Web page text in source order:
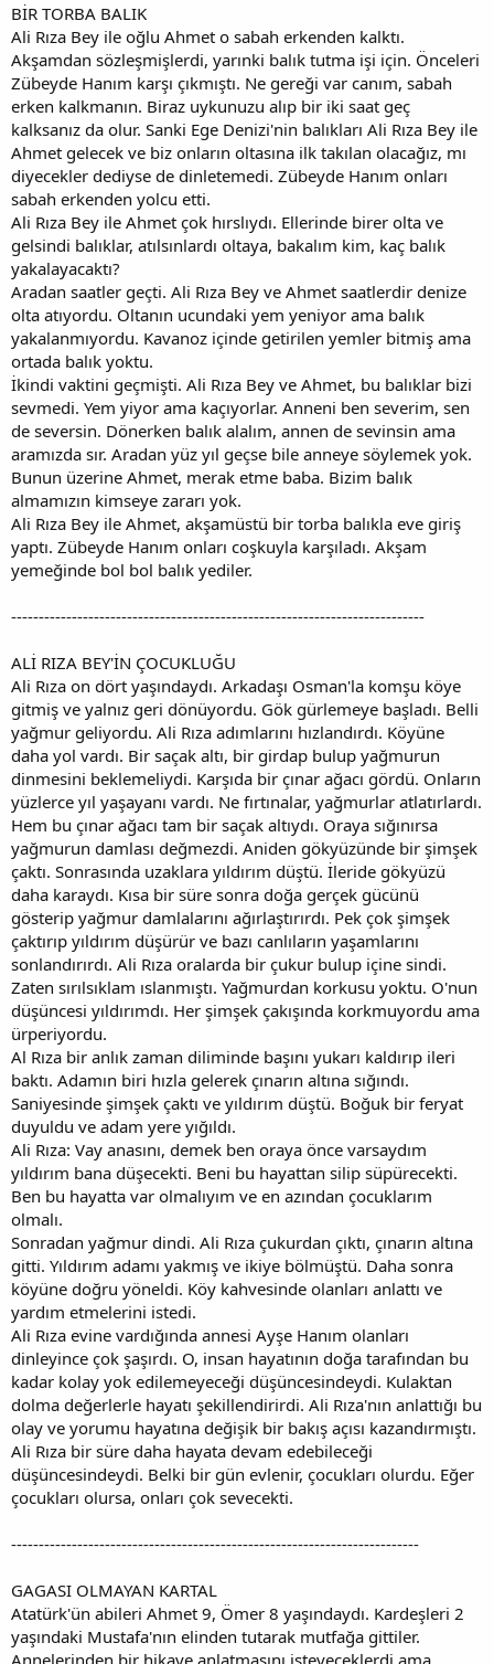
BİR TORBA BALIK
Ali Rıza Bey ile oğlu Ahmet o sabah erkenden kalktı.
Akşamdan sözleşmişlerdi, yarınki balık tutma işi için. Önceleri
Zübeyde Hanım karşı çıkmıştı. Ne gereği var canım, sabah
erken kalkmanın. Biraz uykunuzu alıp bir iki saat geç
kalksanız da olur. Sanki Ege Denizi'nin balıkları Ali Rıza Bey ile
Ahmet gelecek ve biz onların oltasına ilk takılan olacağız, mı
diyecekler dediyse de dinletemedi. Zübeyde Hanım onları
sabah erkenden yolcu etti.
Ali Rıza Bey ile Ahmet çok hırslıydı. Ellerinde birer olta ve
gelsindi balıklar, atılsınlardı oltaya, bakalım kim, kaç balık
yakalayacaktı?
Aradan saatler geçti. Ali Rıza Bey ve Ahmet saatlerdir denize
olta atıyordu. Oltanın ucundaki yem yeniyor ama balık
yakalanmıyordu. Kavanoz içinde getirilen yemler bitmiş ama
ortada balık yoktu.
İkindi vaktini geçmişti. Ali Rıza Bey ve Ahmet, bu balıklar bizi
sevmedi. Yem yiyor ama kaçıyorlar. Anneni ben severim, sen
de seversin. Dönerken balık alalım, annen de sevinsin ama
aramızda sır. Aradan yüz yıl geçse bile anneye söylemek yok.
Bunun üzerine Ahmet, merak etme baba. Bizim balık
almamızın kimseye zararı yok.
Ali Rıza Bey ile Ahmet, akşamüstü bir torba balıkla eve giriş
yaptı. Zübeyde Hanım onları coşkuyla karşıladı. Akşam
yemeğinde bol bol balık yediler.
---------------------------------------------------------------------------
ALİ RIZA BEY'İN ÇOCUKLUĞU
Ali Rıza on dört yaşındaydı. Arkadaşı Osman'la komşu köye
gitmiş ve yalnız geri dönüyordu. Gök gürlemeye başladı. Belli
yağmur geliyordu. Ali Rıza adımlarını hızlandırdı. Köyüne
daha yol vardı. Bir saçak altı, bir girdap bulup yağmurun
dinmesini beklemeliydi. Karşıda bir çınar ağacı gördü. Onların
yüzlerce yıl yaşayanı vardı. Ne fırtınalar, yağmurlar atlatırlardı.
Hem bu çınar ağacı tam bir saçak altıydı. Oraya sığınırsa
yağmurun damlası değmezdi. Aniden gökyüzünde bir şimşek
çaktı. Sonrasında uzaklara yıldırım düştü. İleride gökyüzü
daha karaydı. Kısa bir süre sonra doğa gerçek gücünü
gösterip yağmur damlalarını ağırlaştırırdı. Pek çok şimşek
çaktırıp yıldırım düşürür ve bazı canlıların yaşamlarını
sonlandırırdı. Ali Rıza oralarda bir çukur bulup içine sindi.
Zaten sırılsıklam ıslanmıştı. Yağmurdan korkusu yoktu. O'nun
düşüncesi yıldırımdı. Her şimşek çakışında korkmuyordu ama
ürperiyordu.
Al Rıza bir anlık zaman diliminde başını yukarı kaldırıp ileri
baktı. Adamın biri hızla gelerek çınarın altına sığındı.
Saniyesinde şimşek çaktı ve yıldırım düştü. Boğuk bir feryat
duyuldu ve adam yere yığıldı.
Ali Rıza: Vay anasını, demek ben oraya önce varsaydım
yıldırım bana düşecekti. Beni bu hayattan silip süpürecekti.
Ben bu hayatta var olmalıyım ve en azından çocuklarım
olmalı.
Sonradan yağmur dindi. Ali Rıza çukurdan çıktı, çınarın altına
gitti. Yıldırım adamı yakmış ve ikiye bölmüştü. Daha sonra
köyüne doğru yöneldi. Köy kahvesinde olanları anlattı ve
yardım etmelerini istedi.
Ali Rıza evine vardığında annesi Ayşe Hanım olanları
dinleyince çok şaşırdı. O, insan hayatının doğa tarafından bu
kadar kolay yok edilemeyeceği düşüncesindeydi. Kulaktan
dolma değerlerle hayatı şekillendirirdi. Ali Rıza'nın anlattığı bu
olay ve yorumu hayatına değişik bir bakış açısı kazandırmıştı.
Ali Rıza bir süre daha hayata devam edebileceği
düşüncesindeydi. Belki bir gün evlenir, çocukları olurdu. Eğer
çocukları olursa, onları çok sevecekti.
--------------------------------------------------------------------------
GAGASI OLMAYAN KARTAL
Atatürk'ün abileri Ahmet 9, Ömer 8 yaşındaydı. Kardeşleri 2
yaşındaki Mustafa'nın elinden tutarak mutfağa gittiler.
Annelerinden bir hikaye anlatmasını isteyeceklerdi ama